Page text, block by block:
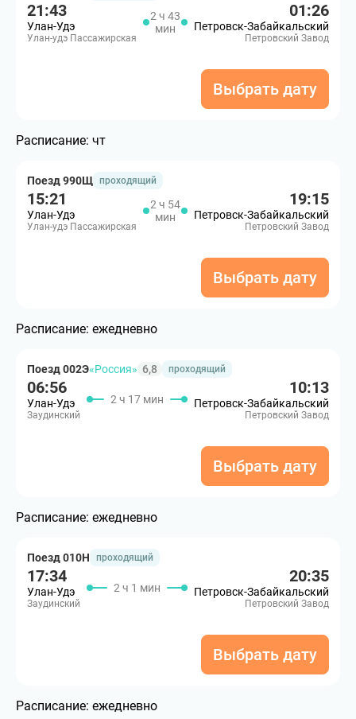
21:43
Улан-Удэ
Улан-удэ Пассажирская
2 ч 43
мин
01:26
Петровск-Забайкальский
Петровский Завод
Выбрать дату
Расписание: чт
Поезд 990Щ проходящий
15:21
Улан-Удэ
Улан-удэ Пассажирская
2 ч 54
мин
19:15
Петровск-Забайкальский
Петровский Завод
Выбрать дату
Расписание: ежедневно
Поезд 002Э«Россия» 6,8 проходящий
06:56
Улан-Удэ
Заудинский
2 ч 17 мин
10:13
Петровск-Забайкальский
Петровский Завод
Выбрать дату
Расписание: ежедневно
Поезд 010Н проходящий
17:34
Улан-Удэ
Заудинский
2 ч 1 мин
20:35
Петровск-Забайкальский
Петровский Завод
Выбрать дату
Расписание: ежедневно